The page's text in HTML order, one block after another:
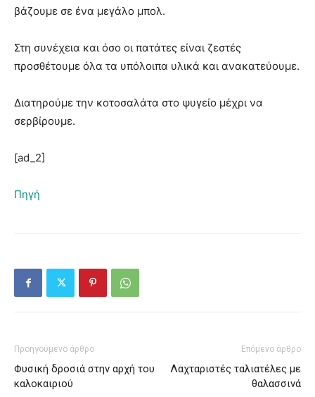
βάζουμε σε ένα μεγάλο μπολ.
Στη συνέχεια και όσο οι πατάτες είναι ζεστές
προσθέτουμε όλα τα υπόλοιπα υλικά και ανακατεύουμε.
Διατηρούμε την κοτοσαλάτα στο ψυγείο μέχρι να
σερβίρουμε.
[ad_2]
Πηγή
Προηγούμενο άρθρο
Φυσική δροσιά στην αρχή του
καλοκαιριού
Επόμενο άρθρο
Λαχταριστές ταλιατέλες με
θαλασσινά